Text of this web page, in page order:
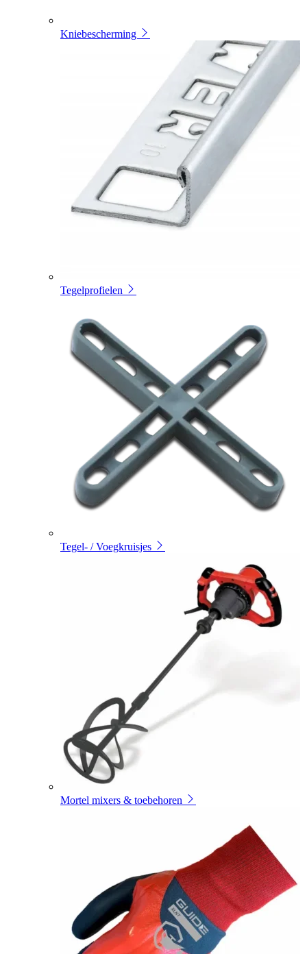
Kniebescherming
Tegelprofielen
Tegel- / Voegkruisjes
Mortel mixers & toebehoren